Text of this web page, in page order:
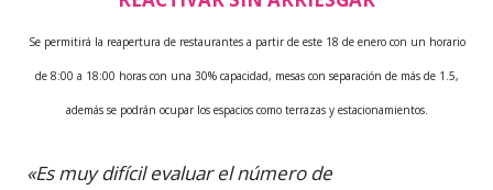
Se permitirá la reapertura de restaurantes a partir de este 18 de enero con un horario
de 8:00 a 18:00 horas con una 30% capacidad, mesas con separación de más de 1.5,
además se podrán ocupar los espacios como terrazas y estacionamientos.
«Es muy difícil evaluar el número de